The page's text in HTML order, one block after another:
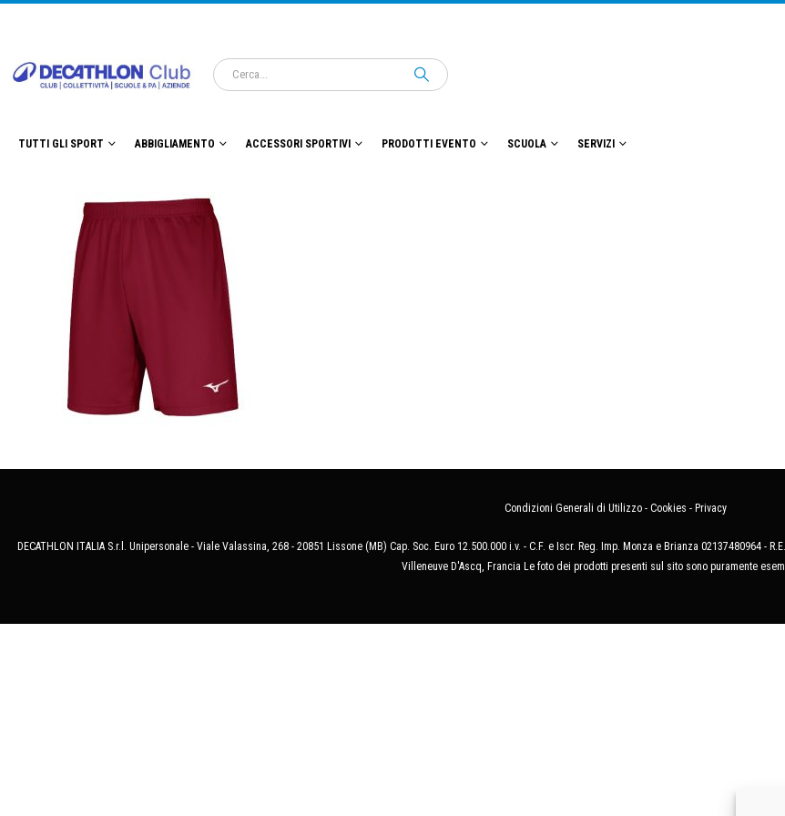
TUTTI GLI SPORT ABBIGLIAMENTO ACCESSORI SPORTIVI PRODOTTI EVENTO SCUOLA SERVIZI
Condizioni Generali di Utilizzo - Cookies - Privacy
DECATHLON ITALIA S.r.l. Unipersonale - Viale Valassina, 268 - 20851 Lissone (MB) Cap. Soc. Euro 12.500.000 i.v. - C.F. e Iscr. Reg. Imp. Monza e Brianza 02137480964 -
Villeneuve D'Ascq, Francia Le foto dei prodotti presenti sul sito sono puramente